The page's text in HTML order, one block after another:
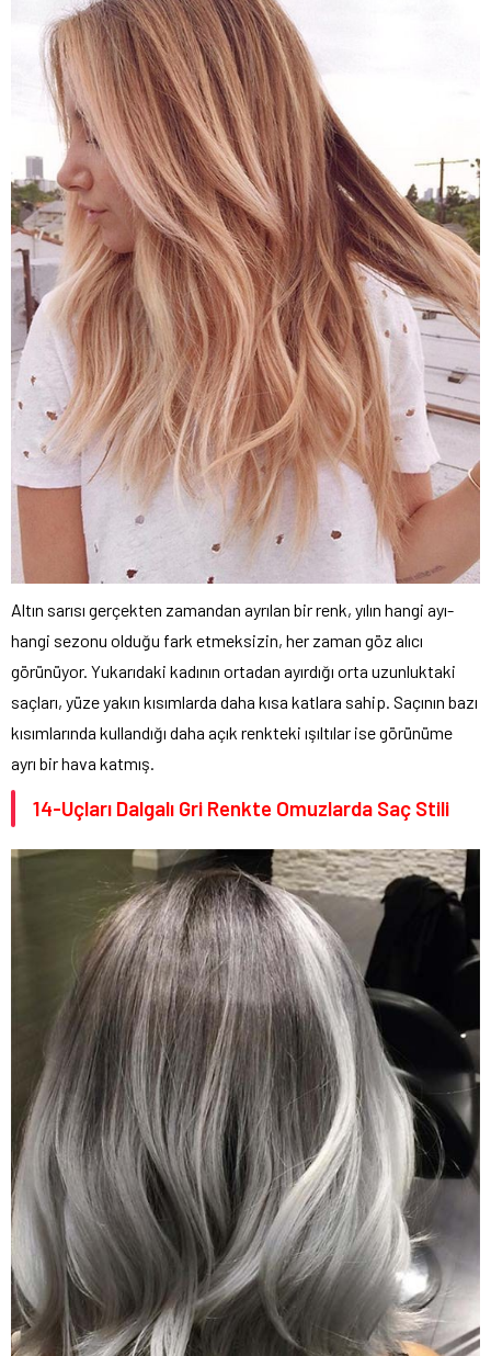
Altın sarısı gerçekten zamandan ayrılan bir renk, yılın hangi ayı-
hangi sezonu olduğu fark etmeksizin, her zaman göz alıcı
görünüyor. Yukarıdaki kadının ortadan ayırdığı orta uzunluktaki
saçları, yüze yakın kısımlarda daha kısa katlara sahip. Saçının bazı
kısımlarında kullandığı daha açık renkteki ışıltılar ise görünüme
ayrı bir hava katmış.
14-Uçları Dalgalı Gri Renkte Omuzlarda Saç Stili